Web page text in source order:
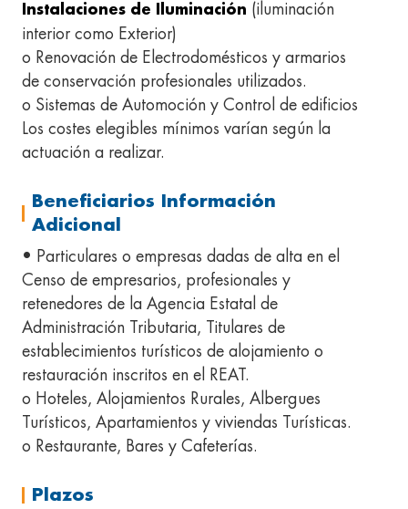
Instalaciones de Iluminación (iluminación
interior como Exterior)
o Renovación de Electrodomésticos y armarios
de conservación profesionales utilizados.
o Sistemas de Automoción y Control de edificios
Los costes elegibles mínimos varían según la
actuación a realizar.
Beneficiarios Información
Adicional
• Particulares o empresas dadas de alta en el
Censo de empresarios, profesionales y
retenedores de la Agencia Estatal de
Administración Tributaria, Titulares de
establecimientos turísticos de alojamiento o
restauración inscritos en el REAT.
o Hoteles, Alojamientos Rurales, Albergues
Turísticos, Apartamientos y viviendas Turísticas.
o Restaurante, Bares y Cafeterías.
Plazos